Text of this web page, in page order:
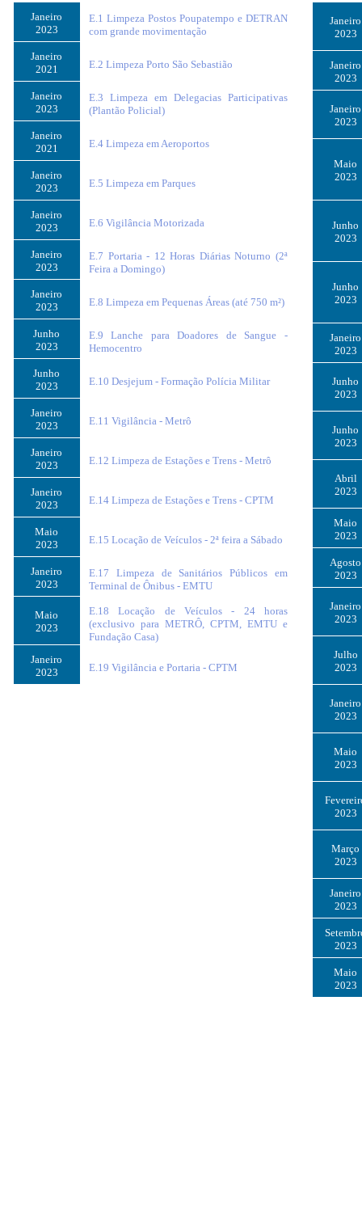
Janeiro
2023
E.1 Limpeza Postos Poupatempo e DETRAN
com grande movimentação
Janeiro
2021
E.2 Limpeza Porto São Sebastião
Janeiro
2023
E.3 Limpeza em Delegacias Participativas
(Plantão Policial)
Janeiro
2021
E.4 Limpeza em Aeroportos
Janeiro
2023
E.5 Limpeza em Parques
Janeiro
2023
E.6 Vigilância Motorizada
Janeiro
2023
E.7 Portaria - 12 Horas Diárias Noturno (2ª
Feira a Domingo)
Janeiro
2023
E.8 Limpeza em Pequenas Áreas (até 750 m²)
Junho
2023
E.9 Lanche para Doadores de Sangue -
Hemocentro
Junho
2023
E.10 Desjejum - Formação Polícia Militar
Janeiro
2023
E.11 Vigilância - Metrô
Janeiro
2023
E.12 Limpeza de Estações e Trens - Metrô
Janeiro
2023
E.14 Limpeza de Estações e Trens - CPTM
Maio
2023
E.15 Locação de Veículos - 2ª feira a Sábado
Janeiro
2023
E.17 Limpeza de Sanitários Públicos em
Terminal de Ônibus - EMTU
Maio
2023
E.18 Locação de Veículos - 24 horas
(exclusivo para METRÔ, CPTM, EMTU e
Fundação Casa)
Janeiro
2023
E.19 Vigilância e Portaria - CPTM
Janeiro
2023
Janeiro
2023
Janeiro
2023
Maio
2023
Junho
2023
Junho
2023
Janeiro
2023
Junho
2023
Junho
2023
Abril
2023
Maio
2023
Agosto
2023
Janeiro
2023
Julho
2023
Janeiro
2023
Maio
2023
2023
Março
2023
Janeiro
2023
2023
Maio
2023